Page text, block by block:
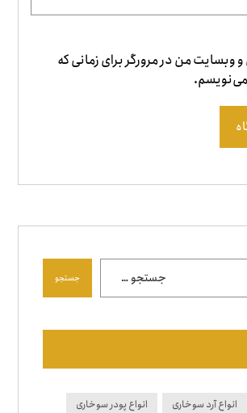
و وبسایت من در مرورگر برای زمانی که
می‌نویسم.
جستجو
انواع آرد سوخاری انواع پودر سوخاری